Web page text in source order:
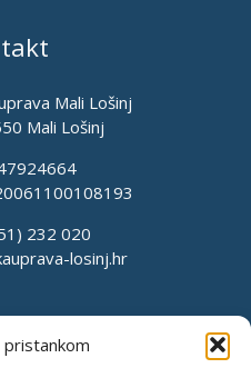
Mali Lošinj
Mali Lošinj
232 020
losinj.hr